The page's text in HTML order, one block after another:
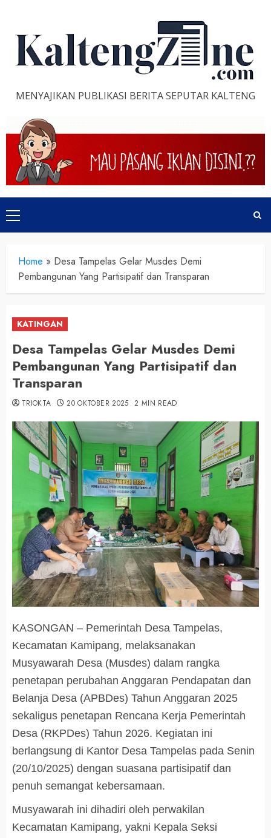
content
MENYAJIKAN PUBLIKASI BERITA SEPUTAR KALTENG
Primary
Menu
Home » Desa Tampelas Gelar Musdes Demi
Pembangunan Yang Partisipatif dan Transparan
KATINGAN
Desa Tampelas Gelar Musdes Demi
Pembangunan Yang Partisipatif dan
Transparan
TRIOKTA 20 OKTOBER 2025 2 MIN READ
KASONGAN – Pemerintah Desa Tampelas,
Kecamatan Kamipang, melaksanakan
Musyawarah Desa (Musdes) dalam rangka
penetapan perubahan Anggaran Pendapatan dan
Belanja Desa (APBDes) Tahun Anggaran 2025
sekaligus penetapan Rencana Kerja Pemerintah
Desa (RKPDes) Tahun 2026. Kegiatan ini
berlangsung di Kantor Desa Tampelas pada Senin
(20/10/2025) dengan suasana partisipatif dan
penuh semangat kebersamaan.
Musyawarah ini dihadiri oleh perwakilan
Kecamatan Kamipang, yakni Kepala Seksi